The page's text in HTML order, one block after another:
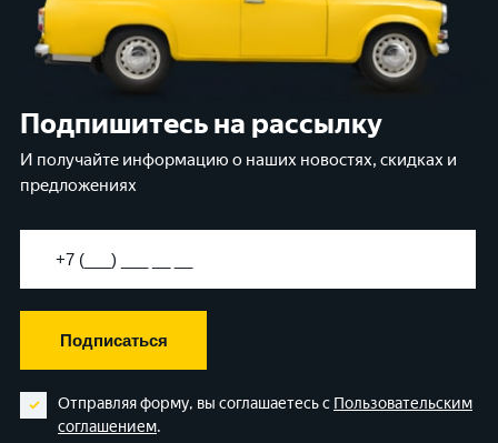
Подпишитесь на рассылку
И получайте информацию о наших новостях, скидках и
предложениях
Подписаться
Отправляя форму, вы соглашаетесь с Пользовательским
соглашением.